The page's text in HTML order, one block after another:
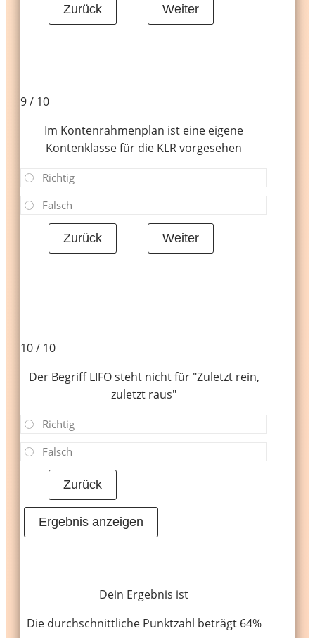
9 / 10
Im Kontenrahmenplan ist eine eigene
Kontenklasse für die KLR vorgesehen
Richtig
Falsch
10 / 10
Der Begriff LIFO steht nichtfür "Zuletzt rein,
zuletzt raus"
Richtig
Falsch
Dein Ergebnis ist
Die durchschnittliche Punktzahl beträgt 64%